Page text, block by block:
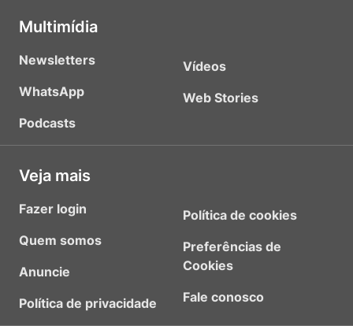
Multimídia
Newsletters
WhatsApp
Podcasts
Vídeos
Web Stories
Veja mais
Fazer login
Quem somos
Anuncie
Política de privacidade
Política de cookies
Preferências de
Cookies
Fale conosco